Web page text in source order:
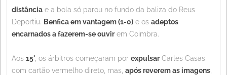
distância e a bola só parou no fundo da baliza do Reus
Deportiu. Benfica em vantagem (1-0) e os adeptos
encarnados a fazerem-se ouvirem Coimbra.
Aos 15' , os árbitros começaram por expulsarCarles Casas
com cartão vermelho direto, mas, após reverem as imagens